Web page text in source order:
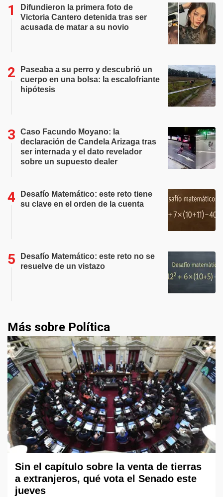
Difundieron la primera foto de
Victoria Cantero detenida tras ser
acusada de matar a su novio
Paseaba a su perro y descubrió un
cuerpo en una bolsa: la escalofriante
hipótesis
Caso Facundo Moyano: la
declaración de Candela Arizaga tras
ser internada y el dato revelador
sobre un supuesto dealer
Desafío Matemático: este reto tiene
su clave en el orden de la cuenta
Desafío Matemático: este reto no se
resuelve de un vistazo
Más sobre Política
Sin el capítulo sobre la venta de tierras
a extranjeros, qué vota el Senado este
jueves